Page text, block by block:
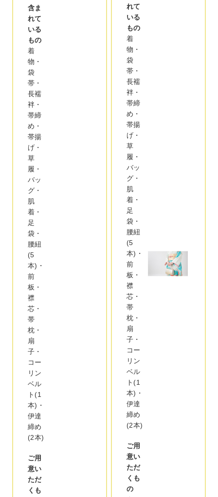
含ま
れて
いる
もの
着
物・
袋
帯・
長襦
袢・
帯締
め・
帯揚
げ・
草
履・
バッ
グ・
肌
着・
足
袋・
腰紐
(5
本)・
前
板・
襟
芯・
帯
枕・
扇
子・
コー
リン
ベル
ト(1
本)・
伊達
締め
(2本)
ご用
意い
ただ
くも
れて
いる
もの
着
物・
袋
帯・
長襦
袢・
帯締
め・
帯揚
げ・
草
履・
バッ
グ・
肌
着・
足
袋・
腰紐
(5
本)・
前
板・
襟
芯・
帯
枕・
扇
子・
コー
リン
ベル
ト(1
本)・
伊達
締め
(2本)
ご用
意い
ただ
くも
の